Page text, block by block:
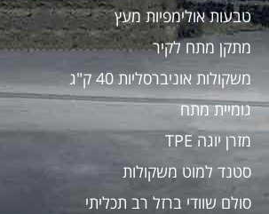
טבעות אולימפיות מעץ
מתקן מתח לקיר
משקולות אוניברסליות 40 ק"ג
גומיית מתח
מזרן יוגה TPE
סטנד למוט משקולות
סולם שוודי ברזל רב תכליתי